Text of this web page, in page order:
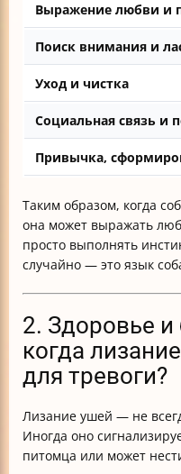
Выражение любви и
Поиск внимания и
Уход и чистка
Социальная связь и
Привычка,
Таким образом, когда
она может выражать
просто выполнять
случайно — это язык
2. Здоровье и
когда
для тревоги?
Лизание ушей — не
Иногда оно
питомца или может